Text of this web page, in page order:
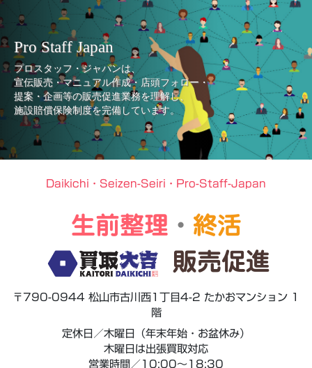
Pro Staff Japan
プロスタッフ・ジャパンは、
宣伝販売・マニュアル作成・店頭フォロー・
提案・企画等の販売促進業務を理解し、
施設賠償保険制度を完備しています。
Daikichi・Seizen-Seiri・Pro-Staff-Japan
生前整理 ・ 終活
販売促進
〒790-0944 松山市古川西1丁目4-2 たかおマンション 1
階
定休日／木曜日（年末年始・お盆休み）
木曜日は出張買取対応
営業時間／10:00～18:30